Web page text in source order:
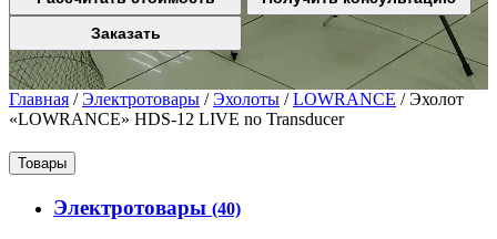
Заказать
Главная /Электротовары /Эхолоты /LOWRANCE /Эхолот
«LOWRANCE» HDS-12 LIVE no Transducer
Товары
Электротовары (40)